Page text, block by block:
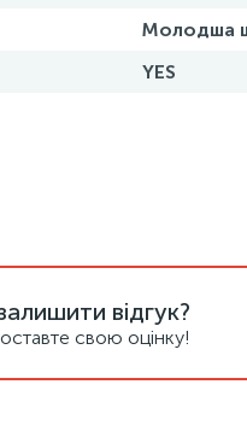
Молодша
YES
відгук?
свою оцінку!